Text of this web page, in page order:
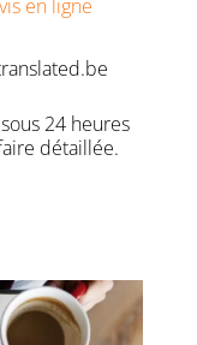
en ligne
24 heures
détaillée.